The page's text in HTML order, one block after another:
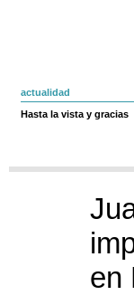
actualidad
Hasta la vista y gracias
en